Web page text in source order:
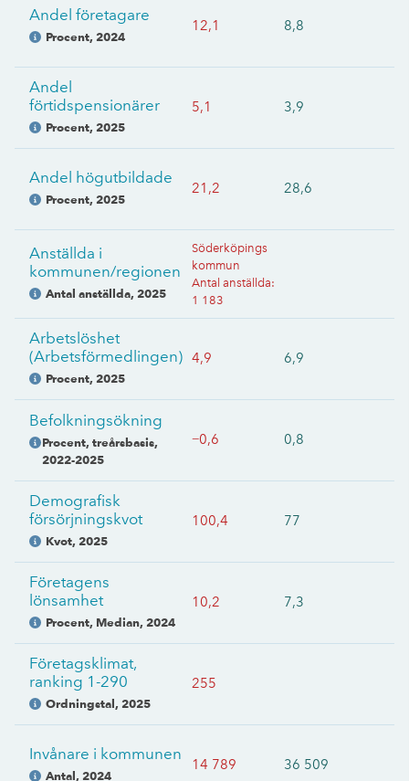
Andel företagare
Procent, 2024
12,1 8,8
Andel
förtidspensionärer
Procent, 2025
5,1 3,9
Andel högutbildade
Procent, 2025
21,2 28,6
Anställda i
kommunen/regionen
Antal anställda, 2025
Söderköpings
kommun
Antal anställda:
1 183
Arbetslöshet
(Arbetsförmedlingen)
Procent, 2025
4,9 6,9
Befolkningsökning
Procent, treårsbasis,
2022-2025
−0,6 0,8
Demografisk
försörjningskvot
Kvot, 2025
100,4 77
Företagens
lönsamhet
Procent, Median, 2024
10,2 7,3
Företagsklimat,
ranking 1-290
Ordningstal, 2025
255
Invånare i kommunen
Antal, 2024
14 789 36 509